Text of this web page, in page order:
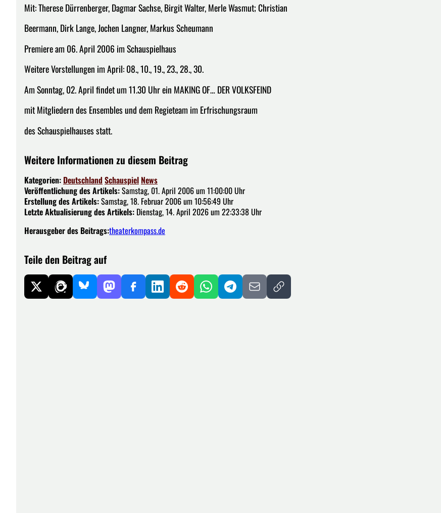
Mit: Therese Dürrenberger, Dagmar Sachse, Birgit Walter, Merle Wasmut; Christian
Beermann, Dirk Lange, Jochen Langner, Markus Scheumann
Premiere am 06. April 2006 im Schauspielhaus
Weitere Vorstellungen im April: 08., 10., 19., 23., 28., 30.
Am Sonntag, 02. April findet um 11.30 Uhr ein MAKING OF… DER VOLKSFEIND
mit Mitgliedern des Ensembles und dem Regieteam im Erfrischungsraum
des Schauspielhauses statt.
Weitere Informationen zu diesem Beitrag
Kategorien: Deutschland Schauspiel News
Veröffentlichung des Artikels:Samstag, 01. April 2006 um 11:00:00 Uhr
Erstellung des Artikels:Samstag, 18. Februar 2006 um 10:56:49 Uhr
Letzte Aktualisierung des Artikels: Dienstag, 14. April 2026 um 22:33:38 Uhr
Herausgeber des Beitrags:theaterkompass.de
Teile den Beitrag auf